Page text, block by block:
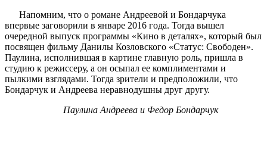
Напомним, что о романе Андреевой и Бондарчука
впервые заговорили в январе 2016 года. Тогда вышел
очередной выпуск программы «Кино в деталях», который был
посвящен фильму Данилы Козловского «Статус: Свободен».
Паулина, исполнившая в картине главную роль, пришла в
студию к режиссеру, а он осыпал ее комплиментами и
пылкими взглядами. Тогда зрители и предположили, что
Бондарчук и Андреева неравнодушны друг другу.
Паулина Андреева и Федор Бондарчук